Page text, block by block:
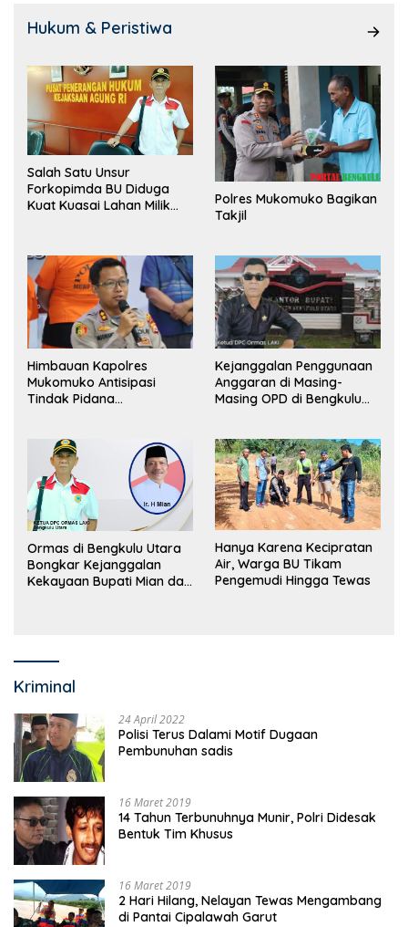
Hukum & Peristiwa
Salah Satu Unsur
Forkopimda BU Diduga
Kuat Kuasai Lahan Milik
Polres Mukomuko Bagikan
Takjil
Himbauan Kapolres
Mukomuko Antisipasi
Tindak Pidana
Kejanggalan Penggunaan
Anggaran di Masing-
Masing OPD di Bengkulu
Ormas di Bengkulu Utara
Bongkar Kejanggalan
Kekayaan Bupati Mian dan
Hanya Karena Kecipratan
Air, Warga BU Tikam
Pengemudi Hingga Tewas
Kriminal
24 April 2022
Polisi Terus Dalami Motif Dugaan
Pembunuhan sadis
16 Maret 2019
14 Tahun Terbunuhnya Munir, Polri Didesak
Bentuk Tim Khusus
16 Maret 2019
2 Hari Hilang, Nelayan Tewas Mengambang
di Pantai Cipalawah Garut